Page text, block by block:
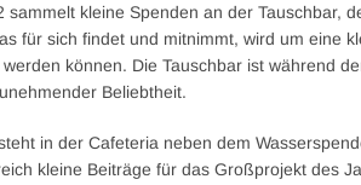
sammelt kleine Spenden an der Tauschbar,
für sich findet und mitnimmt, wird um eine
können. Die Tauschbar ist während
Beliebtheit.
in der Cafeteria neben dem
kleine Beiträge für das Großprojekt des